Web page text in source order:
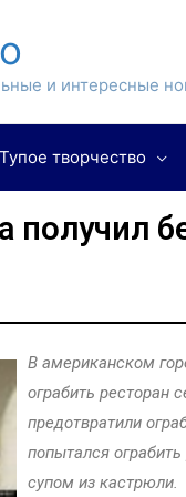
и интересные
Тупое творчество
получил
В американском
ограбить ресторан
предотвратили
попытался ограбить
супом из кастрюли.